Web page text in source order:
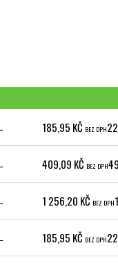
185,95 KČ BEZ DPH
409,09 KČ BEZ DPH
1 256,20 KČ BEZ DPH
185,95 KČ BEZ DPH